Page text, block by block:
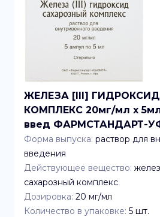
ЖЕЛЕЗА [III]
КОМПЛЕКС 20мг/мл x 5мл
введ ФАРМСТАНДАРТ-
Форма выпуска: раствор для
введения
Действующее вещество:
сахарозный комплекс
Дозировка: 20 мг/мл
Количество в упаковке: 5 шт.